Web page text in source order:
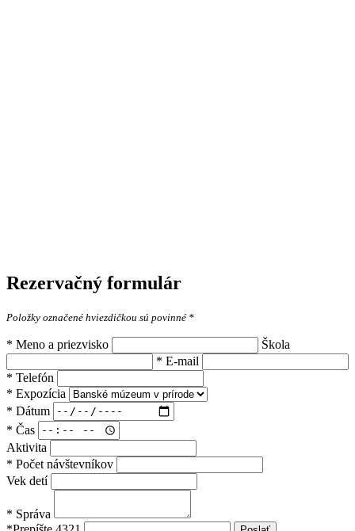
Rezervačný formulár
Položky označené hviezdičkou sú povinné *
* Meno a priezvisko
Škola
* E-mail
* Telefón
* Expozícia
* Dátum
* Čas
Aktivita
* Počet návštevníkov
Vek detí
* Správa